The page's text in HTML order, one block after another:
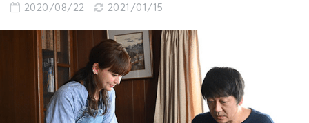
2020/08/22 2021/01/15